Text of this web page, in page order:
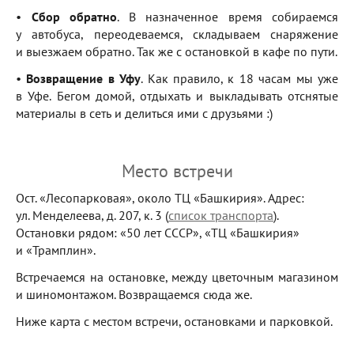
• Сбор обратно. В назначенное время собираемся
у автобуса, переодеваемся, складываем снаряжение
и выезжаем обратно. Так же с остановкой в кафе по пути.
• Возвращение в Уфу. Как правило, к 18 часам мы уже
в Уфе. Бегом домой, отдыхать и выкладывать отснятые
материалы в сеть и делиться ими с друзьями :)
Место встречи
Ост. «Лесопарковая», около ТЦ «Башкирия». Адрес:
ул. Менделеева, д. 207, к. 3 (список транспорта).
Остановки рядом: «50 лет СССР», «ТЦ «Башкирия»
и «Трамплин».
Встречаемся на остановке, между цветочным магазином
и шиномонтажом. Возвращаемся сюда же.
Ниже карта с местом встречи, остановками и парковкой.